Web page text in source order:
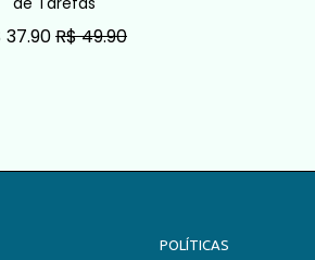
37.90R$ 49.90
POLÍTICAS